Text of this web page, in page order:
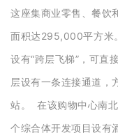
这座集商业零售、餐饮
面积达295,000平方米
设有“跨层飞梯”，可直
层设有一条连接通道，
站。 在该购物中心南
个综合体开发项目设有